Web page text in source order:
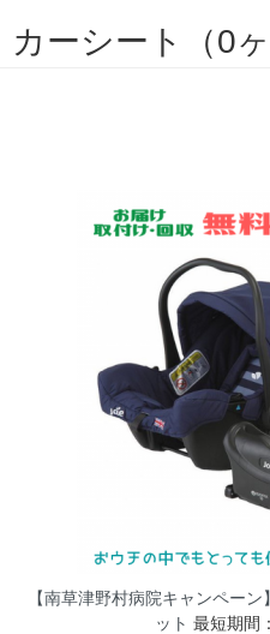
カーシート（0
【南草津野村病院キャンペー
ット 最短期間